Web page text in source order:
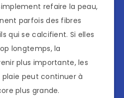
refaire la peau,
parfois des fibres
qui se calcifient. Si elles
longtemps, la
plus importante, les
plaie peut continuer à
plus grande.